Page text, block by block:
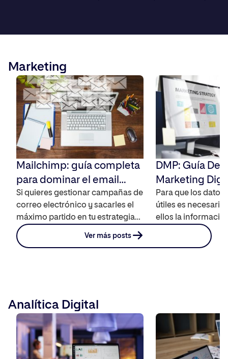
Marketing
Mailchimp: guía completa
para dominar el email
marketing
Si quieres gestionar campañas de
correo electrónico y sacarles el
máximo partido en tu estrategia
de marketing por correo
electrónico, debes conocer qué
automatización de tus campañas.
¿Qué es Mailchimp? Mailchimp es
una plataforma de […]
DMP: Guía
Marketing
Para que los datos
útiles es necesario
ellos la
relevante, algo
necesario en el
publicidad. Es
en juego el […]
Ver más posts
Analítica Digital